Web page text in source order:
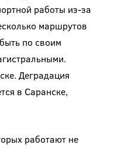
работы из-за
маршрутов
по своим
Деградация
в Саранске,
работают не